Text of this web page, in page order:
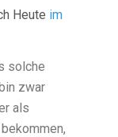
Heute im
solche
zwar
als